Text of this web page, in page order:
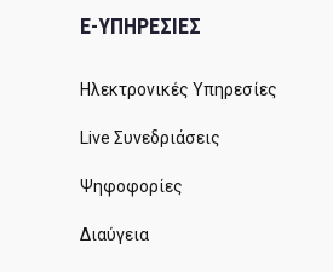
E-ΥΠΗΡΕΣΙΕΣ
Ηλεκτρονικές Υπηρεσίες
Live Συνεδριάσεις
Ψηφοφορίες
Διαύγεια